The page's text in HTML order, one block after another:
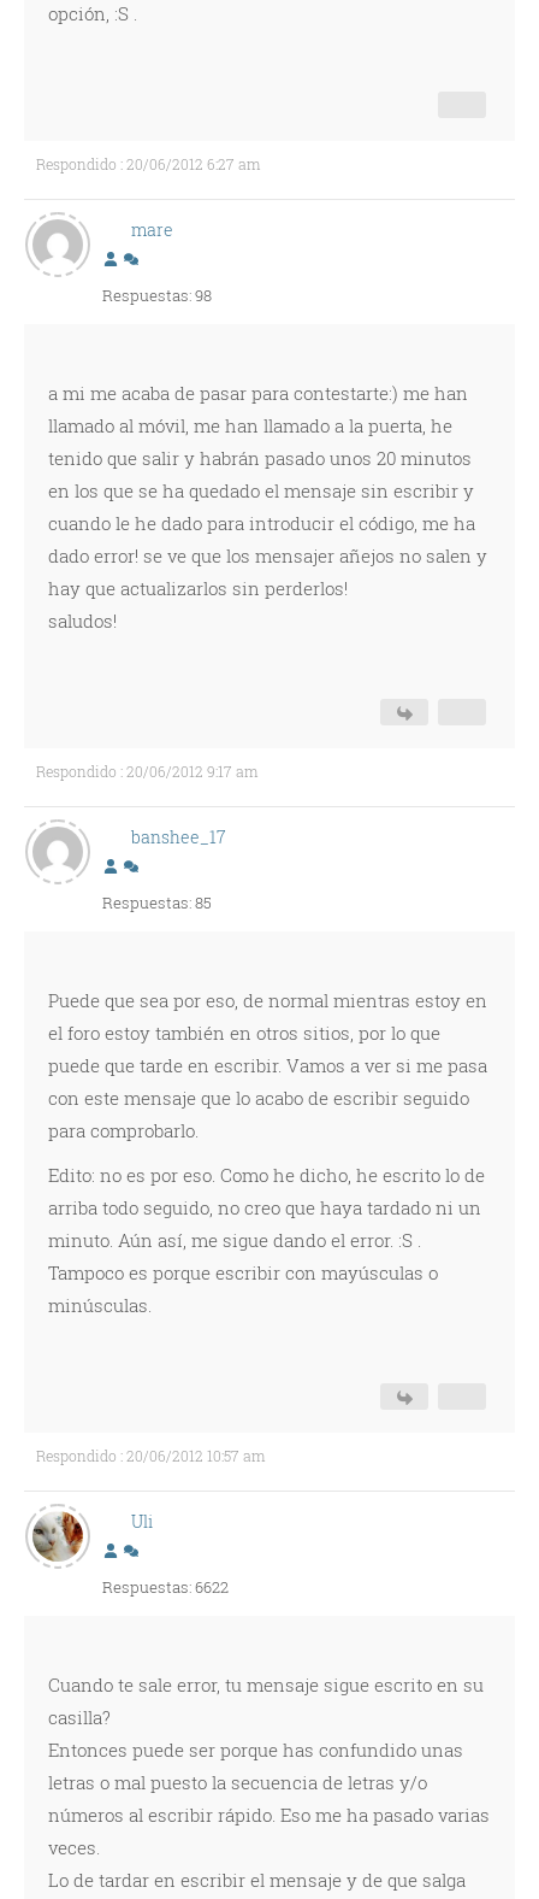
opción, :S .
Respondido : 20/06/2012 6:27 am
mare
Respuestas: 98
a mi me acaba de pasar para contestarte:) me han
llamado al móvil, me han llamado a la puerta, he
tenido que salir y habrán pasado unos 20 minutos
en los que se ha quedado el mensaje sin escribir y
cuando le he dado para introducir el código, me ha
dado error! se ve que los mensajer añejos no salen y
hay que actualizarlos sin perderlos!
saludos!
Respondido : 20/06/2012 9:17 am
banshee_17
Respuestas: 85
Puede que sea por eso, de normal mientras estoy en
el foro estoy también en otros sitios, por lo que
puede que tarde en escribir. Vamos a ver si me pasa
con este mensaje que lo acabo de escribir seguido
para comprobarlo.
Edito: no es por eso. Como he dicho, he escrito lo de
arriba todo seguido, no creo que haya tardado ni un
minuto. Aún así, me sigue dando el error. :S .
Tampoco es porque escribir con mayúsculas o
minúsculas.
Respondido : 20/06/2012 10:57 am
Uli
Respuestas: 6622
Cuando te sale error, tu mensaje sigue escrito en su
casilla?
Entonces puede ser porque has confundido unas
letras o mal puesto la secuencia de letras y/o
números al escribir rápido. Eso me ha pasado varias
veces.
Lo de tardar en escribir el mensaje y de que salga